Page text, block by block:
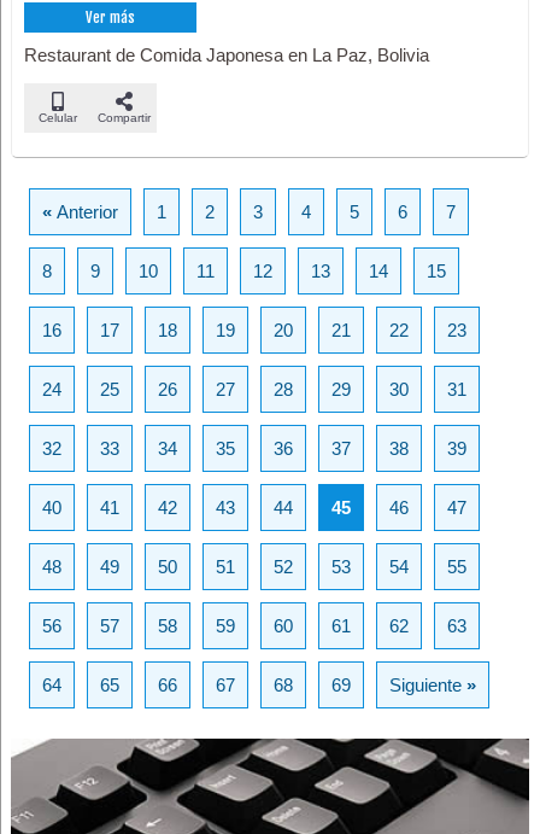
Ver más
Restaurant de Comida Japonesa en La Paz, Bolivia
Celular Compartir
«Anterior 1 2 3 4 5 6 7
8 9 10 11 12 13 14 15
16 17 18 19 20 21 22 23
24 25 26 27 28 29 30 31
32 33 34 35 36 37 38 39
40 41 42 43 44 45 46 47
48 49 50 51 52 53 54 55
56 57 58 59 60 61 62 63
64 65 66 67 68 69 Siguiente»